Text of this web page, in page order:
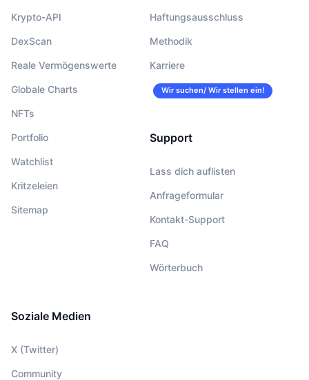
Krypto-API
DexScan
Reale Vermögenswerte
Globale Charts
NFTs
Portfolio
Watchlist
Kritzeleien
Sitemap
Haftungsausschluss
Methodik
Karriere
Wir suchen/ Wir stellen ein!
Support
Lass dich auflisten
Anfrageformular
Kontakt-Support
FAQ
Wörterbuch
Soziale Medien
X (Twitter)
Community